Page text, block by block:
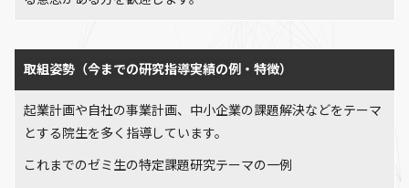
取組姿勢（今までの研究指導実績の例・特徴）
起業計画や自社の事業計画、中小企業の課題解決などをテーマ
とする院生を多く指導しています。
これまでのゼミ生の特定課題研究テーマの一例